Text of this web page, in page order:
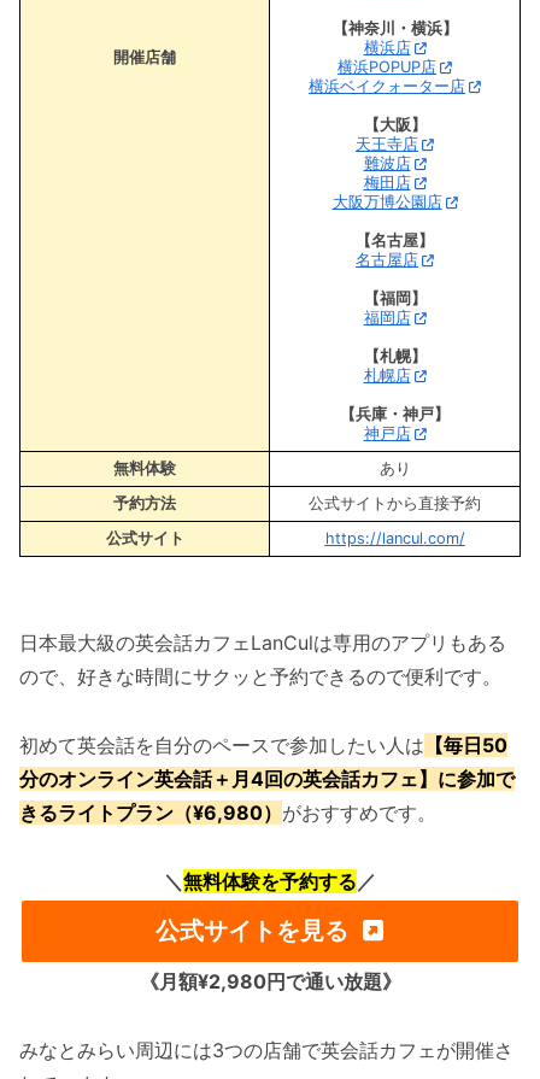
開催店舗
【神奈川・横浜】
横浜店
横浜POPUP店
横浜ベイクォーター店
【大阪】
天王寺店
難波店
梅田店
大阪万博公園店
【名古屋】
名古屋店
【福岡】
福岡店
【札幌】
札幌店
【兵庫・神戸】
神戸店
無料体験
あり
予約方法
公式サイトから直接予約
公式サイト
https://lancul.com/
日本最大級の英会話カフェLanCulは専用のアプリもある
ので、好きな時間にサクッと予約できるので便利です。
初めて英会話を自分のペースで参加したい人は 【毎日50
分のオンライン英会話＋月4回の英会話カフェ】に参加で
きるライトプラン（¥6,980） がおすすめです。
＼ 無料体験を予約する ／
公式サイトを見る
《月額¥2,980円で通い放題》
みなとみらい周辺には3つの店舗で英会話カフェが開催さ